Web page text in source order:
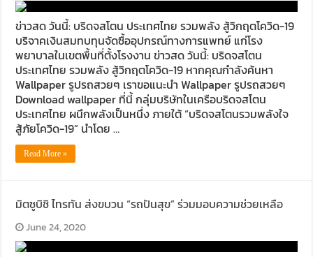
ข่าวสด วันนี้: บริดจสโตน ประเทศไทย รวมพลัง สู้วิกฤตโควิด-19
บริจาคเงินสมทบทุนจัดซื้ออุปกรณ์ทางการแพทย์ แก่โรง
พยาบาลในเขตพื้นที่ตั้งโรงงาน ข่าวสด วันนี้: บริดจสโตน
ประเทศไทย รวมพลัง สู้วิกฤตโควิด-19 หากคุณกำลังค้นหา
Wallpaper รูปรถสวยๆ เราขอแนะนำ Wallpaper รูปรถสวยๆ
Download wallpaper ที่นี้ กลุ่มบริษัทในเครือบริดจสโตน
ประเทศไทย ผนึกพลังเป็นหนึ่ง ภายใต้ “บริดจสโตนรวมพลังใจ
สู้ภัยโควิด-19” นำโดย …
Read More »
มิตซูบิชิ ไทรทัน ส่งขบวน “รถปันสุข” ร่วมมอบความช่วยเหลือ
June 24, 2020